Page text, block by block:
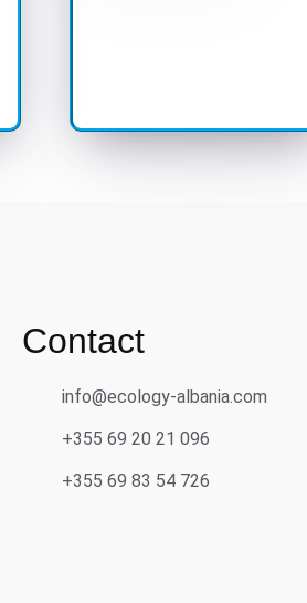
Contact
info@ecology-albania.com
+355 69 20 21 096
+355 69 83 54 726